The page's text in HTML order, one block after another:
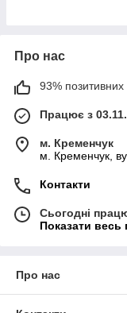
Про нас
93% позитивних
Працює з
м. Кременчук
м. Кременчук,
Контакти
Сьогодні
Показати весь
Про нас